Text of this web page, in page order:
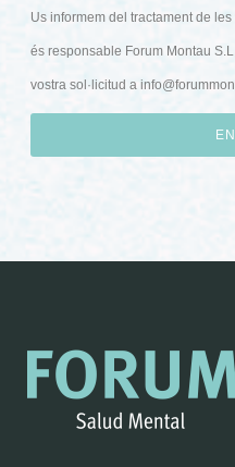
Us informem del tractament de
és responsable Forum Montau
vostra sol·licitud a